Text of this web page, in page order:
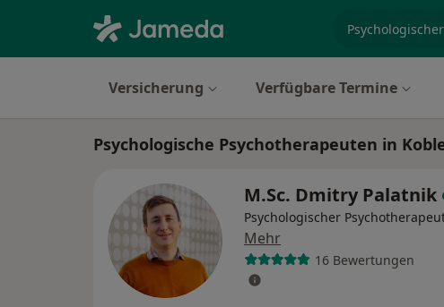
Versicherung Verfügbare Termine
Psychologische Psychotherapeuten in
M.Sc. Dmitry Palatnik
Psychologischer
Mehr
16 Bewertungen